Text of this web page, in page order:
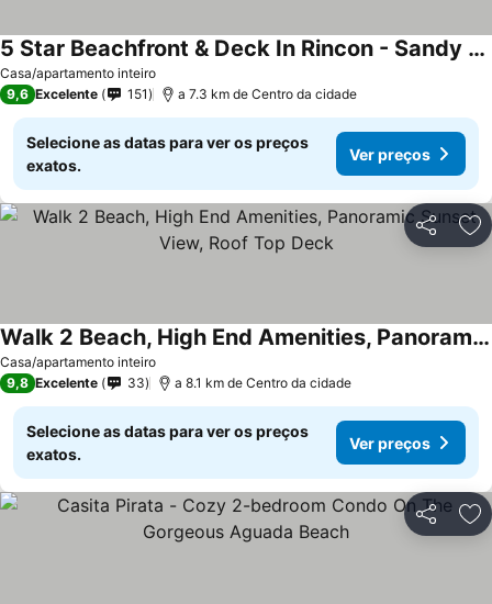
Casa/apartamento inteiro
5 Star Beachfront & Deck In Rincon - Sandy Beach - 3 Br
Ver preços
9,6 Excelente 151 a 7.3 km de Centro da cidade
Selecione as datas para ver os preços
exatos.
Ver preços
Partilhar
Casa/apartamento inteiro
Walk 2 Beach, High End Amenities, Panoramic Sunset View, Roof Top Deck
Ver preços
9,8 Excelente 33 a 8.1 km de Centro da cidade
Selecione as datas para ver os preços
exatos.
Ver preços
Partilhar